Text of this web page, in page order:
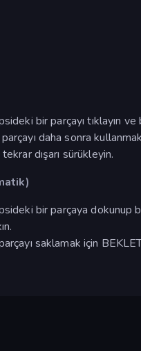
bir parçayı tıklayın
daha sonra
dışarı sürükleyin.
bir parçaya dokunup
saklamak için